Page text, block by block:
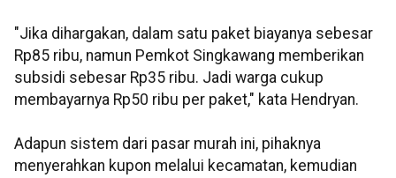
"Jika dihargakan, dalam satu paket biayanya sebesar
Rp85 ribu, namun Pemkot Singkawang memberikan
subsidi sebesar Rp35 ribu. Jadi warga cukup
membayarnya Rp50 ribu per paket," kata Hendryan.
Adapun sistem dari pasar murah ini, pihaknya
menyerahkan kupon melalui kecamatan, kemudian